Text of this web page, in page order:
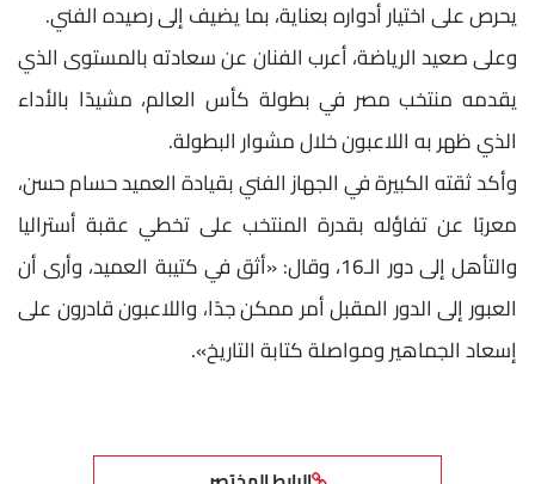
يحرص على اختيار أدواره بعناية، بما يضيف إلى رصيده الفني.
وعلى صعيد الرياضة، أعرب الفنان عن سعادته بالمستوى الذي
يقدمه منتخب مصر في بطولة كأس العالم، مشيدًا بالأداء
الذي ظهر به اللاعبون خلال مشوار البطولة.
وأكد ثقته الكبيرة في الجهاز الفني بقيادة العميد حسام حسن،
معربًا عن تفاؤله بقدرة المنتخب على تخطي عقبة أستراليا
والتأهل إلى دور الـ16، وقال: «أثق في كتيبة العميد، وأرى أن
العبور إلى الدور المقبل أمر ممكن جدًا، واللاعبون قادرون على
إسعاد الجماهير ومواصلة كتابة التاريخ».